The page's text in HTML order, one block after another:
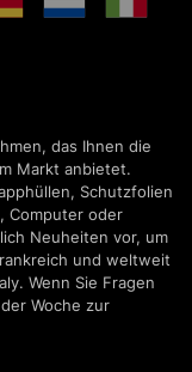
das Ihnen die
Markt anbietet.
Schutzfolien
Computer oder
Neuheiten vor, um
und weltweit
Wenn Sie Fragen
Woche zur